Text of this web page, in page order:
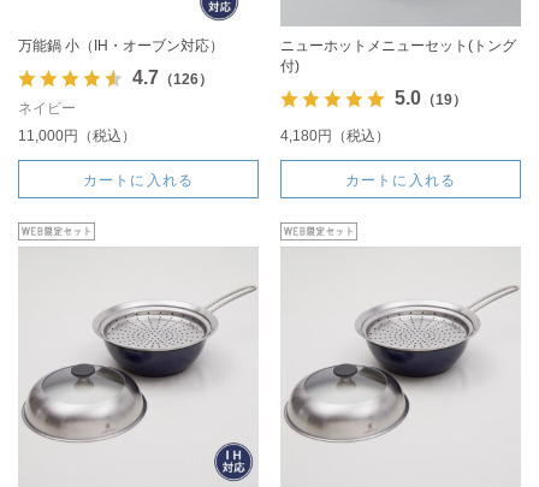
万能鍋 小（IH・オーブン対応）
4.7 （126）
ネイビー
11,000円（税込）
カートに入れる
ニューホットメニューセット(トング
付)
5.0（19）
4,180円（税込）
カートに入れる